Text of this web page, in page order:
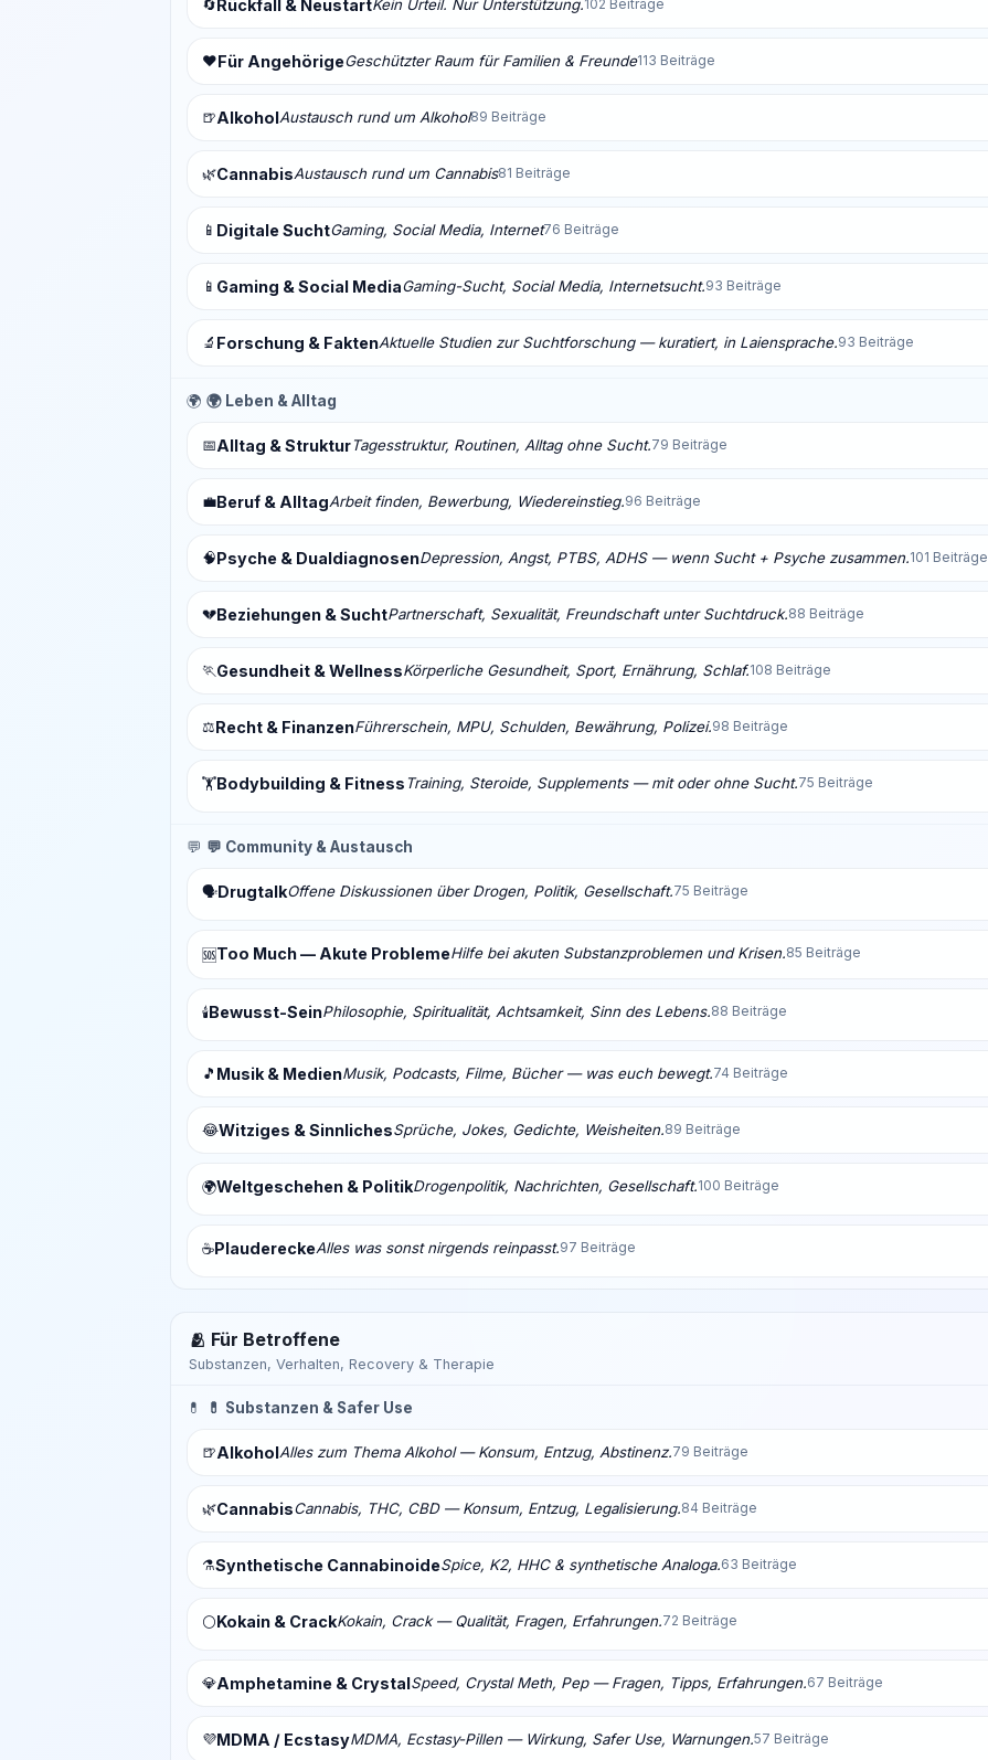
🔄Rückfall & NeustartKein Urteil. Nur Unterstützung.102 Beiträge
❤️Für AngehörigeGeschützter Raum für Familien & Freunde113 Beiträge
🍺AlkoholAustausch rund um Alkohol89 Beiträge
🌿CannabisAustausch rund um Cannabis81 Beiträge
📱 Digitale SuchtGaming, Social Media, Internet76 Beiträge
📱 Gaming & Social MediaGaming-Sucht, Social Media, Internetsucht.93 Beiträge
🔬 Forschung & FaktenAktuelle Studien zur Suchtforschung — kuratiert, in Laiensprache.93 Beiträge
🌍 🌍 Leben & Alltag
📅Alltag & StrukturTagesstruktur, Routinen, Alltag ohne Sucht.79 Beiträge
💼Beruf & AlltagArbeit finden, Bewerbung, Wiedereinstieg.96 Beiträge
🧠Psyche & DualdiagnosenDepression, Angst, PTBS, ADHS — wenn Sucht + Psyche zusammen.101 Beiträge
💔Beziehungen & SuchtPartnerschaft, Sexualität, Freundschaft unter Suchtdruck.88 Beiträge
🏃Gesundheit & WellnessKörperliche Gesundheit, Sport, Ernährung, Schlaf.108 Beiträge
⚖️Recht & FinanzenFührerschein, MPU, Schulden, Bewährung, Polizei.98 Beiträge
🏋️Bodybuilding & Fitness Training, Steroide, Supplements — mit oder ohne Sucht.75 Beiträge
💬 💬 Community & Austausch
🗣️DrugtalkOffene Diskussionen über Drogen, Politik, Gesellschaft.75 Beiträge
🆘Too Much — Akute ProblemeHilfe bei akuten Substanzproblemen und Krisen.85 Beiträge
🕯️Bewusst-SeinPhilosophie, Spiritualität, Achtsamkeit, Sinn des Lebens.88 Beiträge
🎵 Musik & MedienMusik, Podcasts, Filme, Bücher — was euch bewegt.74 Beiträge
😂Witziges & SinnlichesSprüche, Jokes, Gedichte, Weisheiten.89 Beiträge
🌍Weltgeschehen & PolitikDrogenpolitik, Nachrichten, Gesellschaft.100 Beiträge
☕PlaudereckeAlles was sonst nirgends reinpasst.97 Beiträge
🫂 Für Betroffene
Substanzen, Verhalten, Recovery & Therapie
💊 💊 Substanzen & Safer Use
🍺AlkoholAlles zum Thema Alkohol — Konsum, Entzug, Abstinenz.79 Beiträge
🌿CannabisCannabis, THC, CBD — Konsum, Entzug, Legalisierung.84 Beiträge
⚗️Synthetische CannabinoideSpice, K2, HHC & synthetische Analoga.63 Beiträge
⚪Kokain & CrackKokain, Crack — Qualität, Fragen, Erfahrungen.72 Beiträge
💎Amphetamine & CrystalSpeed, Crystal Meth, Pep — Fragen, Tipps, Erfahrungen.67 Beiträge
💜MDMA / EcstasyMDMA, Ecstasy-Pillen — Wirkung, Safer Use, Warnungen.57 Beiträge